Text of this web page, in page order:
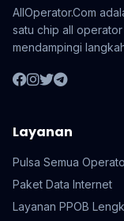
AllOperator.Com
satu chip all
mendampingi
Layanan
Pulsa Semua
Paket Data Internet
Layanan PPOB